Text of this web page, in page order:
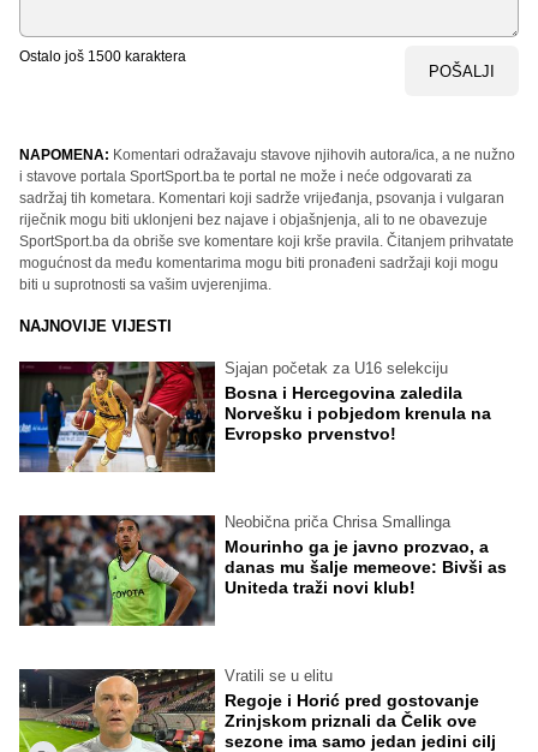
Ostalo još 1500 karaktera
POŠALJI
NAPOMENA: Komentari odražavaju stavove njihovih autora/ica, a ne nužno
i stavove portala SportSport.ba te portal ne može i neće odgovarati za
sadržaj tih kometara. Komentari koji sadrže vrijeđanja, psovanja i vulgaran
riječnik mogu biti uklonjeni bez najave i objašnjenja, ali to ne obavezuje
SportSport.ba da obriše sve komentare koji krše pravila. Čitanjem prihvatate
mogućnost da među komentarima mogu biti pronađeni sadržaji koji mogu
biti u suprotnosti sa vašim uvjerenjima.
NAJNOVIJE VIJESTI
Sjajan početak za U16 selekciju
Bosna i Hercegovina zaledila
Norvešku i pobjedom krenula na
Evropsko prvenstvo!
Neobična priča Chrisa Smallinga
Mourinho ga je javno prozvao, a
danas mu šalje memeove: Bivši as
Uniteda traži novi klub!
Vratili se u elitu
Regoje i Horić pred gostovanje
Zrinjskom priznali da Čelik ove
sezone ima samo jedan jedini cilj